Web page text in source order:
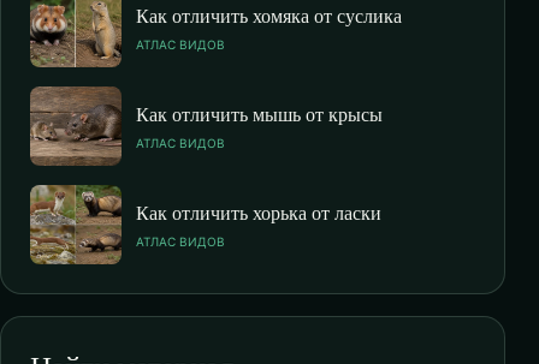
Как отличить хомяка от суслика
АТЛАС ВИДОВ
Как отличить мышь от крысы
АТЛАС ВИДОВ
Как отличить хорька от ласки
АТЛАС ВИДОВ